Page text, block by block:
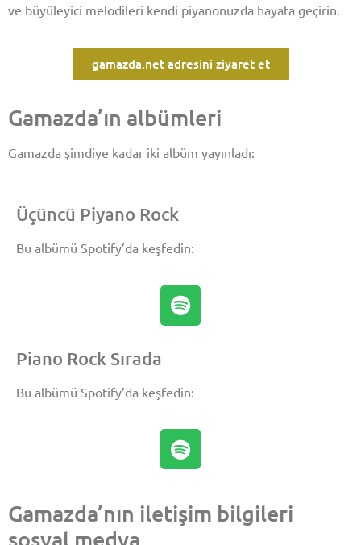
ve büyüleyici melodileri kendi piyanonuzda hayata geçirin.
gamazda.net adresini ziyaret et
Gamazda’ın albümleri
Gamazda şimdiye kadar iki albüm yayınladı:
Üçüncü Piyano Rock
Bu albümü Spotify’da keşfedin:
Piano Rock Sırada
Bu albümü Spotify’da keşfedin:
Gamazda’nın iletişim bilgileri
sosyal medya